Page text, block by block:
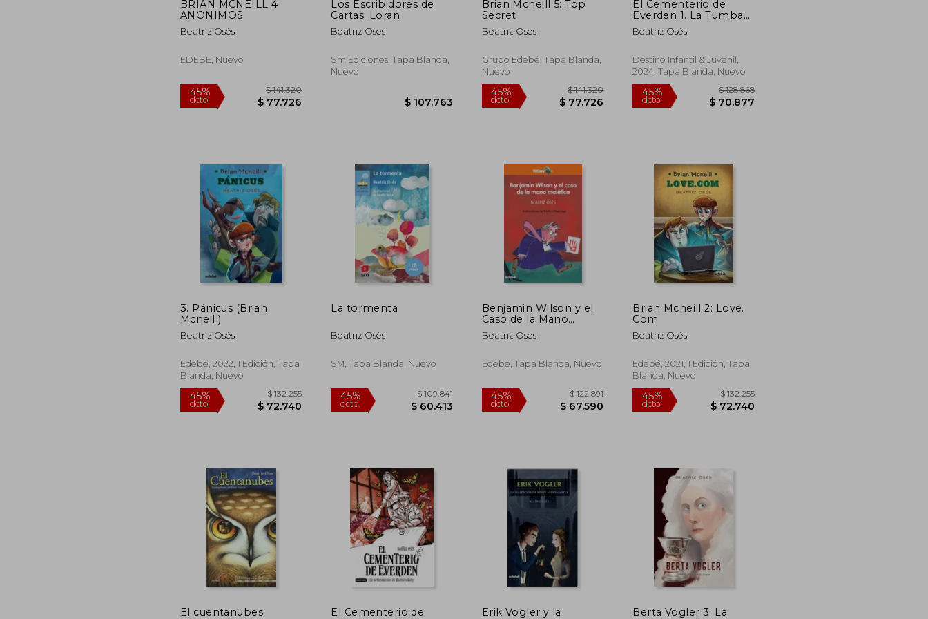
BRIAN MCNEILL 4
ANONIMOS
Beatriz Osés
EDEBE, Nuevo
45%
dcto.
$ 141.320
Los Escribidores de
Cartas. Loran
Beatriz Oses
Sm Ediciones, Tapa Blanda,
Nuevo
$ 107.763
Brian Mcneill 5: Top
Secret
Beatriz Oses
Grupo Edebé, Tapa Blanda,
Nuevo
45%
dcto.
$ 141.320
$ 77.726
El Cementerio de
Everden 1. La Tumba
de Walter Malone
Beatriz Osés
Destino Infantil & Juvenil,
2024, Tapa Blanda, Nuevo
45%
3. Pánicus (Brian
Mcneill)
Beatriz Osés
Edebé, 2022, 1 Edición, Tapa
Blanda, Nuevo
La tormenta
Beatriz Osés
SM, Tapa Blanda, Nuevo
Benjamin Wilson y el
Caso de la Mano
Maléfica
Beatriz Osés
Edebe, Tapa Blanda, Nuevo
Brian Mcneill 2: Love.
Com
Beatriz Osés
Edebé, 2021, 1 Edición, Tapa
Blanda, Nuevo
El cuentanubes:
El Cementerio de
Erik Vogler y la
Berta Vogler 3: La